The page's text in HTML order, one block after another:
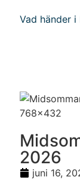
Vad händer i
2026
juni 16,